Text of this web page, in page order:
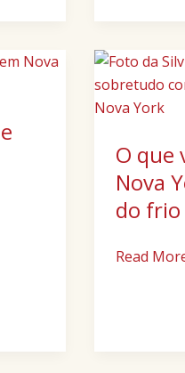
O que
Nova
do
O
que
vestir
inverno
de
Nova
York:
Read